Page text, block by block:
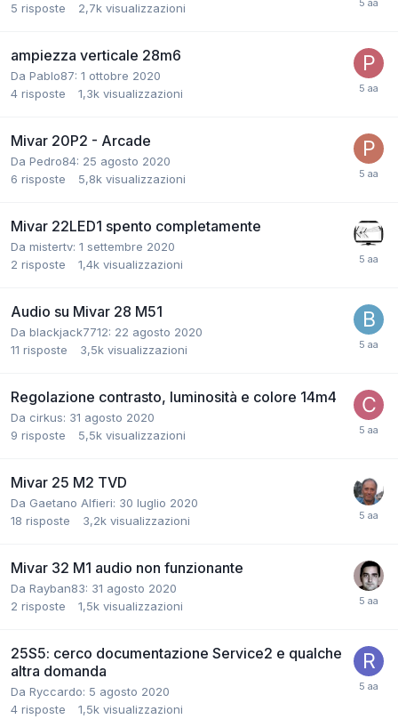
5 risposte 2,7k visualizzazioni
ampiezza verticale 28m6
Da Pablo87: 1 ottobre 2020
4 risposte 1,3k visualizzazioni
Mivar 20P2 - Arcade
Da Pedro84: 25 agosto 2020
6 risposte 5,8k visualizzazioni
Mivar 22LED1 spento completamente
Da mistertv: 1 settembre 2020
2 risposte 1,4k visualizzazioni
Audio su Mivar 28 M51
Da blackjack7712: 22 agosto 2020
11 risposte 3,5k visualizzazioni
Regolazione contrasto, luminosità e colore 14m4
Da cirkus: 31 agosto 2020
9 risposte 5,5k visualizzazioni
Mivar 25 M2 TVD
Da Gaetano Alfieri: 30 luglio 2020
18 risposte 3,2k visualizzazioni
Mivar 32 M1 audio non funzionante
Da Rayban83: 31 agosto 2020
2 risposte 1,5k visualizzazioni
25S5: cerco documentazione Service2 e qualche
altra domanda
Da Ryccardo: 5 agosto 2020
4 risposte 1,5k visualizzazioni